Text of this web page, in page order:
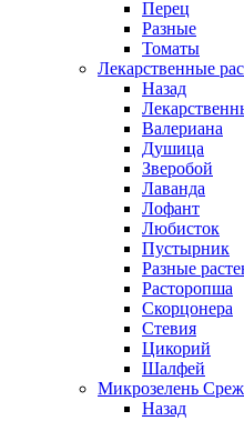
Перец
Разные
Томаты
Лекарственные
Назад
Валериана
Душица
Зверобой
Лаванда
Лофант
Любисток
Пустырник
Разные
Расторопша
Скорцонера
Стевия
Цикорий
Шалфей
Микрозелень
Назад